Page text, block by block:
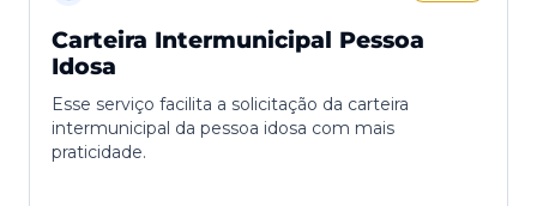
Carteira Intermunicipal Pessoa
Idosa
Esse serviço facilita a solicitação da carteira
intermunicipal da pessoa idosa com mais
praticidade.